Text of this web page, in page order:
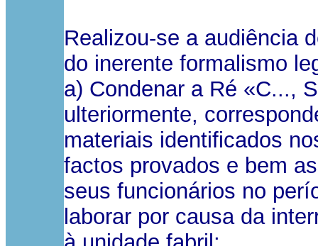
Realizou-se a audiência
do inerente formalismo
a) Condenar a Ré «C...,
ulteriormente,
materiais identificados
factos provados e bem
seus funcionários no
laborar por causa da